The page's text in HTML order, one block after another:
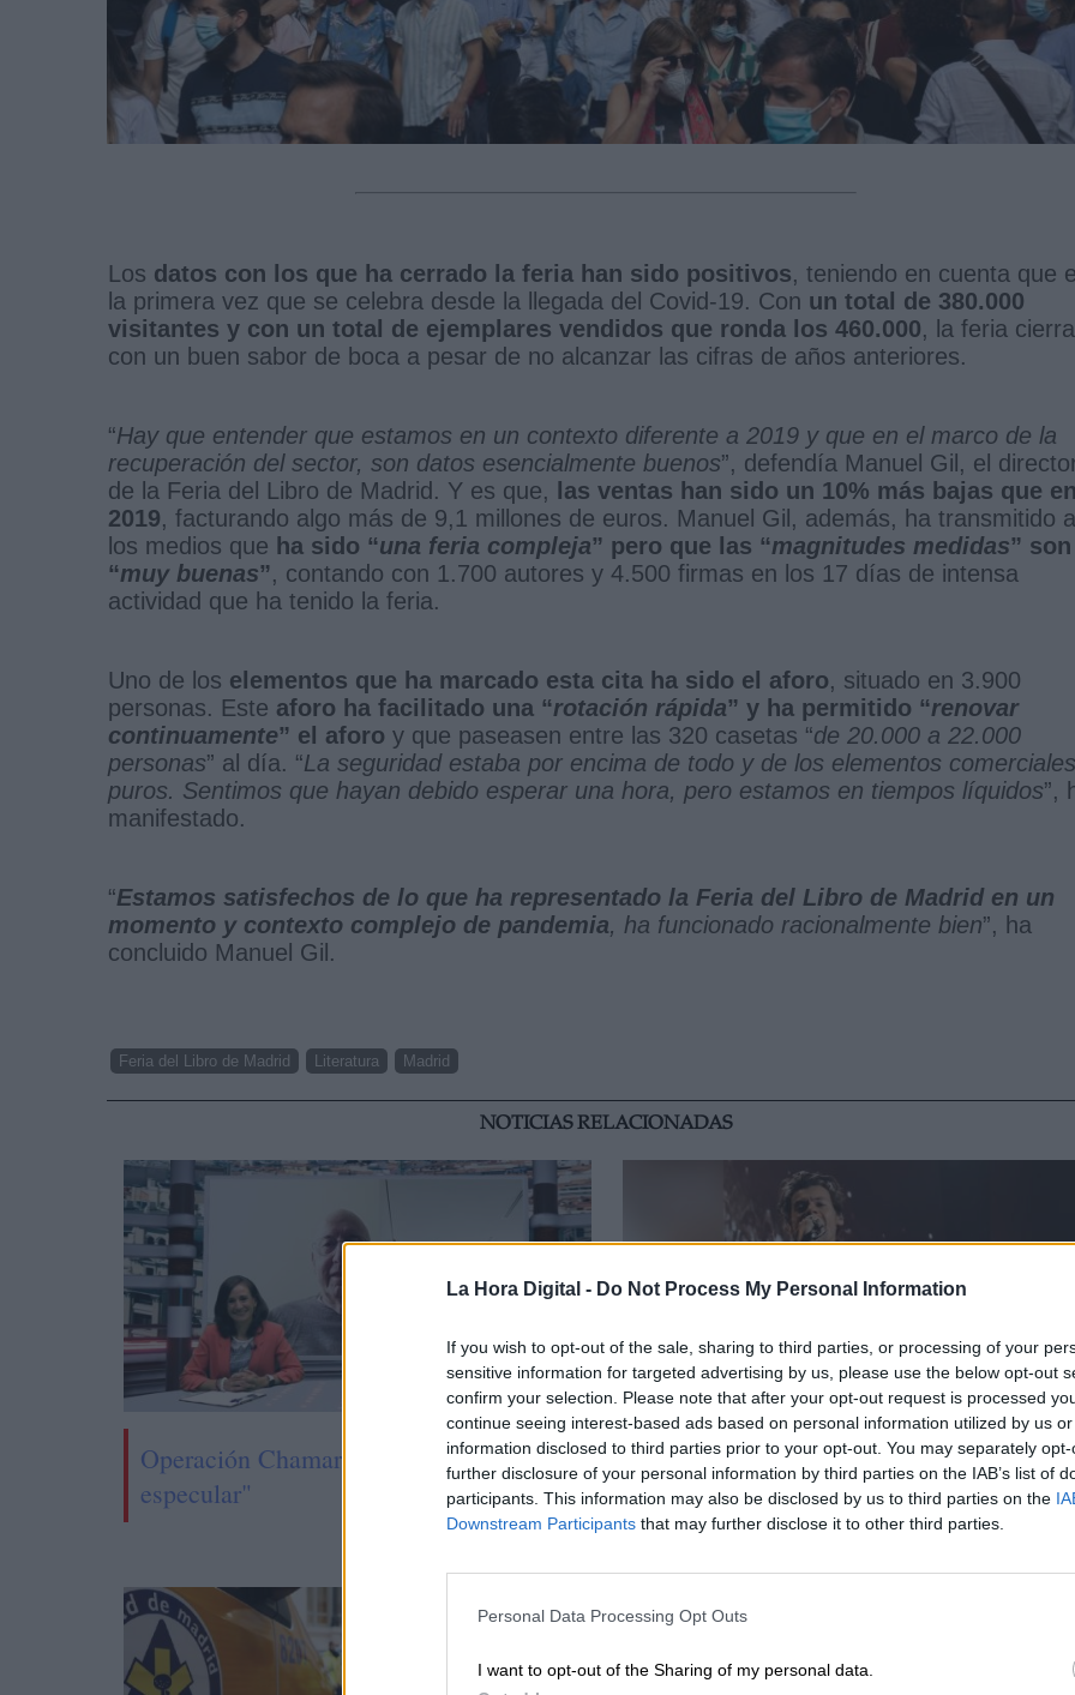
La Hora Digital - Do Not Process My Personal Information
If you wish to opt-out of the sale, sharing to third parties, or processing of your
sensitive information for targeted advertising by us, please use the below opt-out
confirm your selection. Please note that after your opt-out request is processed
continue seeing interest-based ads based on personal information utilized by us
information disclosed to third parties prior to your opt-out. You may separately
further disclosure of your personal information by third parties on the IAB’s list of
participants. This information may also be disclosed by us to third parties on the
Downstream Participants that may further disclose it to other third parties.
Personal Data Processing Opt Outs
I want to opt-out of the Sharing of my personal data.
Los datos con los que ha cerrado la feria han sido positivos, teniendo en cuenta que
la primera vez que se celebra desde la llegada del Covid-19. Con un total de 380.000
visitantes y con un total de ejemplares vendidos que ronda los 460.000, la feria cierra
con un buen sabor de boca a pesar de no alcanzar las cifras de años anteriores.
“Hay que entender que estamos en un contexto diferente a 2019 y que en el marco de la
recuperación del sector, son datos esencialmente buenos”, defendía Manuel Gil, el
de la Feria del Libro de Madrid. Y es que, las ventas han sido un 10% más bajas que
2019, facturando algo más de 9,1 millones de euros. Manuel Gil, además, ha transmitido a
los medios que ha sido “una feria compleja” pero que las “magnitudes medidas” son
“muy buenas”, contando con 1.700 autores y 4.500 firmas en los 17 días de intensa
actividad que ha tenido la feria.
Uno de los elementos que ha marcado esta cita ha sido el aforo, situado en 3.900
personas. Este aforo ha facilitado una “rotación rápida” y ha permitido “renovar
continuamente” el aforo y que paseasen entre las 320 casetas “de 20.000 a 22.000
personas” al día. “La seguridad estaba por encima de todo y de los elementos comerciales
puros. Sentimos que hayan debido esperar una hora, pero estamos en tiempos líquidos”,
manifestado.
“Estamos satisfechos de lo que ha representado la Feria del Libro de Madrid en un
momento y contexto complejo de pandemia, ha funcionado racionalmente bien”, ha
concluido Manuel Gil.
Feria del Libro de Madrid Literatura Madrid
NOTICIAS RELACIONADAS
Operación Chamartín, "licencia para
especular"
Trajes brillantes y boas coloridas: Harry
Styles vuelve a pisar los escenarios de
España